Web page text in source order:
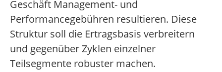
Geschäft Management- und
Performancegebühren resultieren. Diese
Struktur soll die Ertragsbasis verbreitern
und gegenüber Zyklen einzelner
Teilsegmente robuster machen.